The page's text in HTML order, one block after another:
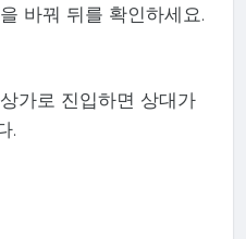
바꿔 뒤를 확인하세요.
가로 진입하면 상대가
.